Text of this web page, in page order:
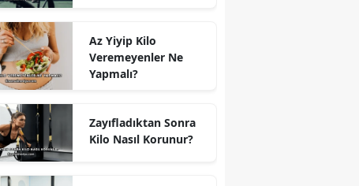
Az Yiyip Kilo
Veremeyenler Ne
Yapmalı?
Zayıfladıktan Sonra
Kilo Nasıl Korunur?